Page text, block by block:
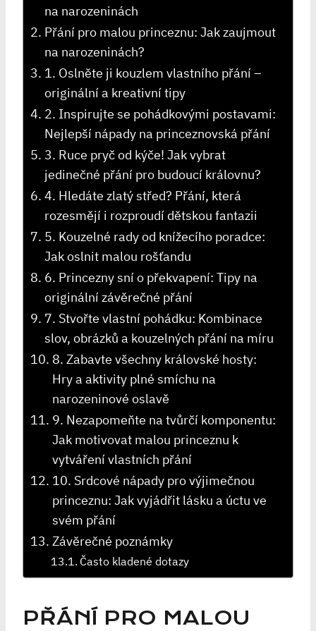
na narozeninách
Přání pro malou princeznu: Jak zaujmout
na‍ narozeninách?
1. Oslněte ji kouzlem vlastního‍ přání‍ –
originální a kreativní tipy
2.‌ Inspirujte se pohádkovými ‌postavami:
Nejlepší nápady na princeznovská přání
3. Ruce pryč od kýče! Jak vybrat
jedinečné přání pro ⁣budoucí‌ královnu?
4. ​Hledáte zlatý střed? Přání, ​která
rozesmějí i⁣ rozproudí dětskou fantazii
5. ⁢Kouzelné rady od knížecího⁤ poradce:
Jak oslnit ⁤malou rošťandu
6. Princezny sní o ⁤překvapení: Tipy na⁢
originální závěrečné přání
7. Stvořte vlastní pohádku: Kombinace
slov, ‌obrázků a kouzelných ⁤přání na míru
8. Zabavte všechny královské‌ hosty:
⁤Hry a aktivity ‌plné ‌smíchu na
narozeninové‍ oslavě
9. Nezapomeňte na tvůrčí komponentu:
Jak‍ motivovat malou princeznu k
vytváření​ vlastních přání
10. Srdcové nápady pro výjimečnou
princeznu: Jak vyjádřit lásku a úctu ve
svém‌ přání
Závěrečné ​poznámky
Často kladené dotazy
PŘÁNÍ PRO MALOU